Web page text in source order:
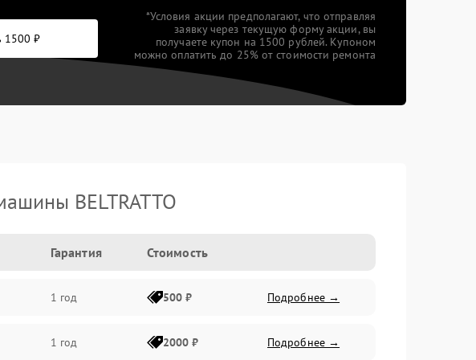
1500 ₽
*Условия акции предполагают, что отправляя
заявку через текущую форму акции, вы
получаете купон на 1500 рублей. Купоном
можно оплатить до 25% от стоимости ремонта
BELTRATTO
Гарантия Стоимость
1 год 500 ₽ Подробнее →
1 год 2000 ₽ Подробнее →